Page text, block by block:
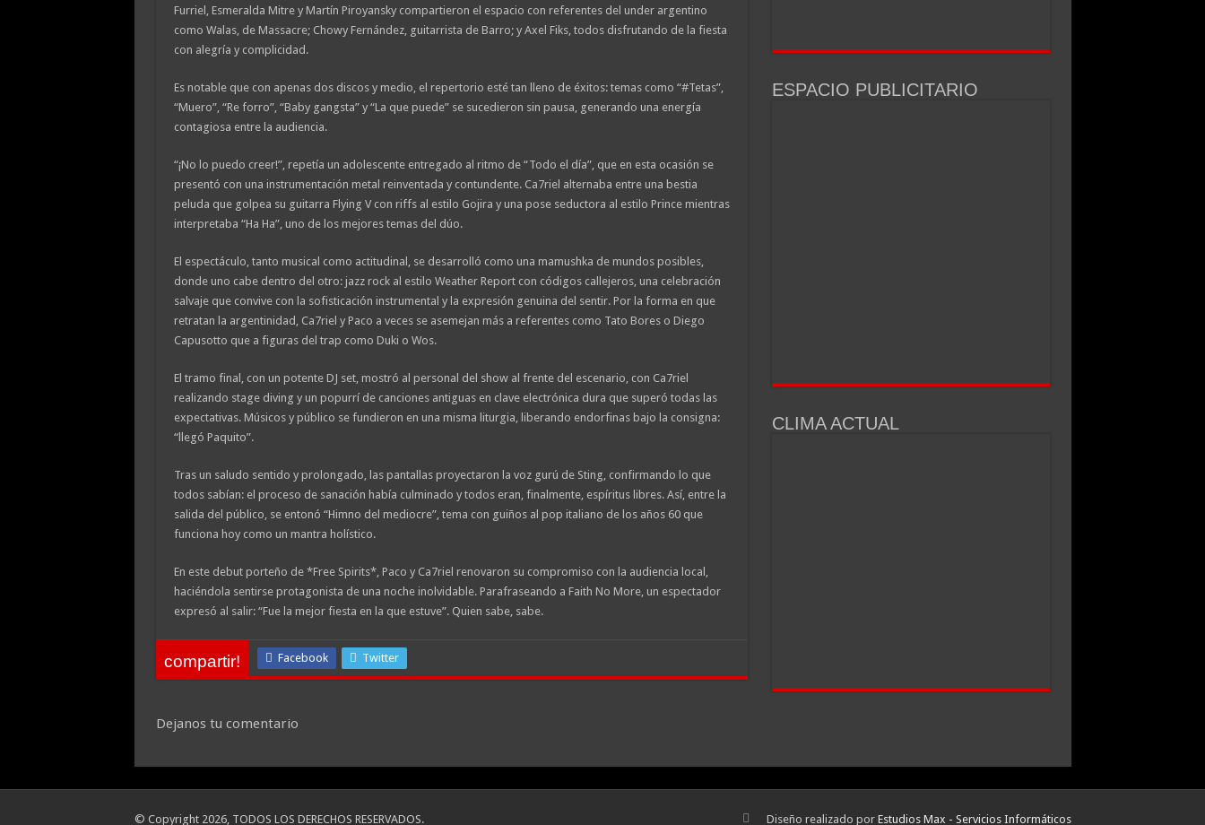
Furriel, Esmeralda Mitre y Martín Piroyansky compartieron el espacio con referentes del under argentino
como Walas, de Massacre; Chowy Fernández, guitarrista de Barro; y Axel Fiks, todos disfrutando de la fiesta
con alegría y complicidad.
Es notable que con apenas dos discos y medio, el repertorio esté tan lleno de éxitos: temas como “#Tetas”,
“Muero”, “Re forro”, “Baby gangsta” y “La que puede” se sucedieron sin pausa, generando una energía
contagiosa entre la audiencia.
“¡No lo puedo creer!”, repetía un adolescente entregado al ritmo de “Todo el día”, que en esta ocasión se
presentó con una instrumentación metal reinventada y contundente. Ca7riel alternaba entre una bestia
peluda que golpea su guitarra Flying V con riffs al estilo Gojira y una pose seductora al estilo Prince mientras
interpretaba “Ha Ha”, uno de los mejores temas del dúo.
El espectáculo, tanto musical como actitudinal, se desarrolló como una mamushka de mundos posibles,
donde uno cabe dentro del otro: jazz rock al estilo Weather Report con códigos callejeros, una celebración
salvaje que convive con la sofisticación instrumental y la expresión genuina del sentir. Por la forma en que
retratan la argentinidad, Ca7riel y Paco a veces se asemejan más a referentes como Tato Bores o Diego
Capusotto que a figuras del trap como Duki o Wos.
El tramo final, con un potente DJ set, mostró al personal del show al frente del escenario, con Ca7riel
realizando stage diving y un popurrí de canciones antiguas en clave electrónica dura que superó todas las
expectativas. Músicos y público se fundieron en una misma liturgia, liberando endorfinas bajo la consigna:
“llegó Paquito”.
Tras un saludo sentido y prolongado, las pantallas proyectaron la voz gurú de Sting, confirmando lo que
todos sabían: el proceso de sanación había culminado y todos eran, finalmente, espíritus libres. Así, entre la
salida del público, se entonó “Himno del mediocre”, tema con guiños al pop italiano de los años 60 que
funciona hoy como un mantra holístico.
En este debut porteño de *Free Spirits*, Paco y Ca7riel renovaron su compromiso con la audiencia local,
haciéndola sentirse protagonista de una noche inolvidable. Parafraseando a Faith No More, un espectador
expresó al salir: “Fue la mejor fiesta en la que estuve”. Quien sabe, sabe.
compartir! Facebook Twitter
Dejanos tu comentario
ESPACIO PUBLICITARIO
CLIMA ACTUAL
Diseño realizado por Estudios Max - Servicios Informáticos
© Copyright 2026, TODOS LOS DERECHOS RESERVADOS.